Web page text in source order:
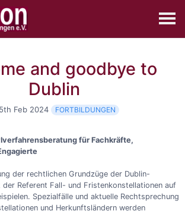
and goodbye to
Dublin
5th Feb 2024 FORTBILDUNGEN
für Fachkräfte,
der rechtlichen Grundzüge der Dublin-
Referent Fall- und Fristenkonstellationen auf
Spezialfälle und aktuelle Rechtsprechung
und Herkunftsländern werden